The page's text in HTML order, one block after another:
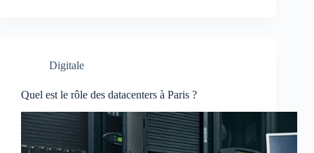
Digitale
Quel est le rôle des datacenters à Paris ?